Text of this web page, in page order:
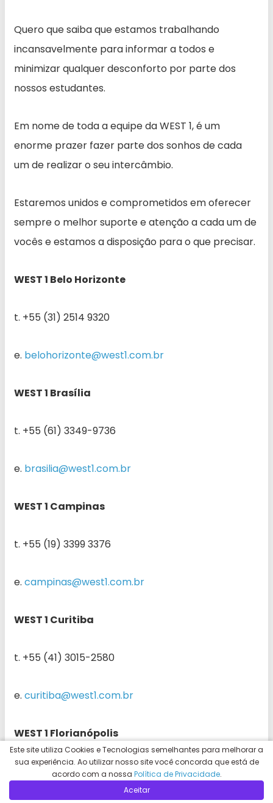
Quero que saiba que estamos trabalhando
incansavelmente para informar a todos e
minimizar qualquer desconforto por parte dos
nossos estudantes.
Em nome de toda a equipe da WEST 1, é um
enorme prazer fazer parte dos sonhos de cada
um de realizar o seu intercâmbio.
Estaremos unidos e comprometidos em oferecer
sempre o melhor suporte e atenção a cada um de
vocês e estamos a disposição para o que precisar.
WEST 1 Belo Horizonte
t. +55 (31) 2514 9320
e. belohorizonte@west1.com.br
WEST 1 Brasília
t. +55 (61) 3349-9736
e. brasilia@west1.com.br
WEST 1 Campinas
t. +55 (19) 3399 3376
e. campinas@west1.com.br
WEST 1 Curitiba
t. +55 (41) 3015-2580
e. curitiba@west1.com.br
WEST 1 Florianópolis
t. +55 (48) 3228 1250
Este site utiliza Cookies e Tecnologias semelhantes para melhorar a
sua experiência. Ao utilizar nosso site você concorda que está de
acordo com a nossa Política de Privacidade.
Aceitar